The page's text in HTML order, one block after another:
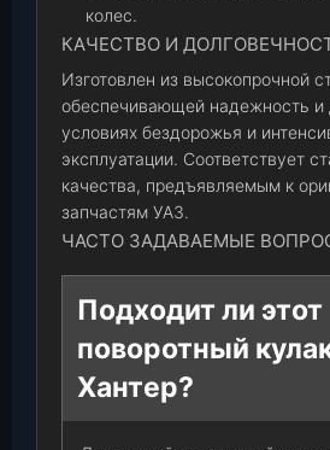
колес.
КАЧЕСТВО И
Изготовлен из высокопрочной
обеспечивающей надежность и
условиях бездорожья и
эксплуатации. Соответствует
качества, предъявляемым к
запчастям УАЗ.
ЧАСТО ЗАДАВАЕМЫЕ
Подходит ли этот
поворотный
Хантер?